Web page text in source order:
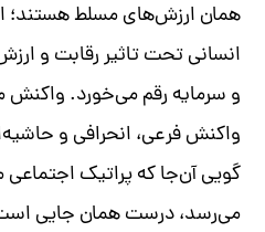
همان ارزش‌های مسلط هستند؛
انسانی تحت تاثیر رقابت و
و سرمایه رقم می‌خورد. واکنش
واکنش فرعی، انحرافی و
گویی آن‌جا که پراتیک اجتماعی
می‌رسد، درست همان‌ جایی